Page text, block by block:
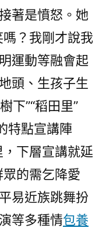
著是憤怒。她
？我剛才說我
運動等融會起
頭、生孩子生
下”“稻田里”
特點宣講陣
下層宣講就延
的需乞降愛
易近族跳舞扮
等多種情包養